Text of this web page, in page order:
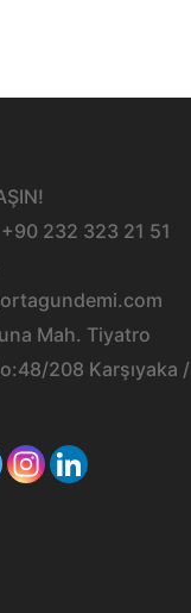
+90 232 323 21 51
Mah. Tiyatro
208 Karşıyaka /